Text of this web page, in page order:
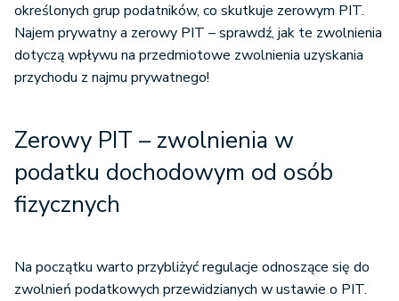
określonych grup podatników, co skutkuje zerowym PIT.
Najem prywatny a zerowy PIT – sprawdź, jak te zwolnienia
dotyczą wpływu na przedmiotowe zwolnienia uzyskania
przychodu z najmu prywatnego!
Zerowy PIT – zwolnienia w
podatku dochodowym od osób
fizycznych
Na początku warto przybliżyć regulacje odnoszące się do
zwolnień podatkowych przewidzianych w ustawie o PIT.